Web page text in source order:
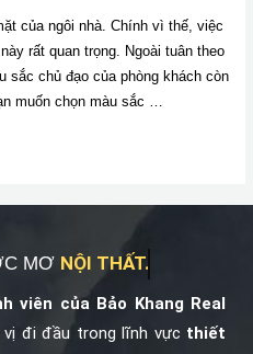
của ngôi nhà. Chính vì thế, việc
rất quan trọng. Ngoài tuân theo
sắc chủ đạo của phòng khách còn
muốn chọn màu sắc …
MƠ NỘI THẤT.
viên của Bảo Khang Real
vị đi đầu trong lĩnh vực thiết